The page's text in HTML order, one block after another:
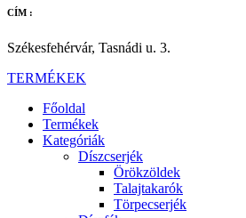
CÍM :
Székesfehérvár, Tasnádi u. 3.
TERMÉKEK
Főoldal
Termékek
Kategóriák
Díszcserjék
Örökzöldek
Talajtakarók
Törpecserjék